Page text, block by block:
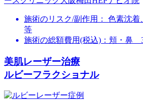
施術のリスク/副作用：
色素沈着
等
施術の総額費用(税込)： 頬・鼻
美肌レーザー治療
ルビーフラクショナル